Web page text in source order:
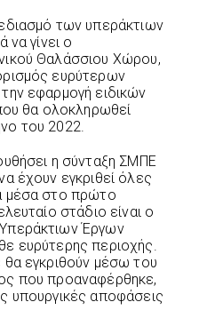
των υπεράκτιων
να γίνει ο
Θαλάσσιου Χώρου,
ευρύτερων
εφαρμογή ειδικών
θα ολοκληρωθεί
του 2022.
η σύνταξη ΣΜΠΕ
έχουν εγκριθεί όλες
μέσα στο πρώτο
στάδιο είναι ο
Έργων
ευρύτερης περιοχής.
εγκριθούν μέσω του
που προαναφέρθηκε,
υπουργικές αποφάσεις